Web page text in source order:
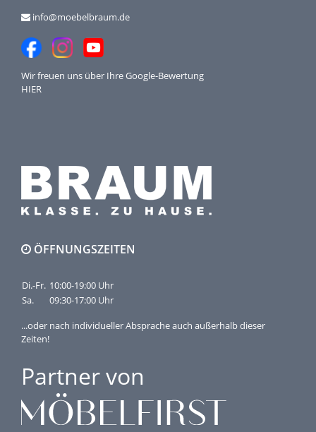
info@moebelbraum.de
Wir freuen uns über IhreGoogle-Bewertung
HIER
ÖFFNUNGSZEITEN
Di.-Fr. 10:00-19:00 Uhr
Sa.
09:30-17:00 Uhr
...oder nach individueller Absprache auch außerhalb dieser
Zeiten!
Partner von